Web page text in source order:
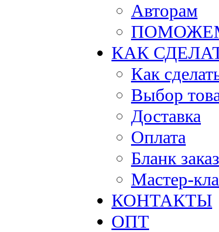
Авторам
КАК
Как
Выбор
Доставка
Оплата
Бланк
Мастер-
КОНТАКТЫ
ОПТ